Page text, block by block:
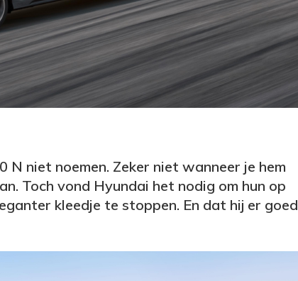
N niet noemen. Zeker niet wanneer je hem
Toch vond Hyundai het nodig om hun op
kleedje te stoppen. En dat hij er goed